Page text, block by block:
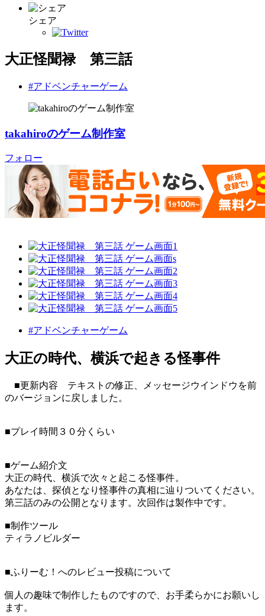
シェア
大正怪聞禄 第三話
#アドベンチャーゲーム
takahiroのゲーム制作室
フォロー
#アドベンチャーゲーム
大正の時代、横浜で起きる怪事件
■更新内容 テキストの修正、メッセージウインドウを前
のバージョンに戻しました。
■プレイ時間３０分くらい
■ゲーム紹介文
大正の時代、横浜で次々と起こる怪事件。
あなたは、探偵となり怪事件の真相に辿りついてください。
第三話のみの公開となります。次回作は製作中です。
■制作ツール
ティラノビルダー
■ふりーむ！へのレビュー投稿について
個人の趣味で制作したものですので、お手柔らかにお願いし
ます。